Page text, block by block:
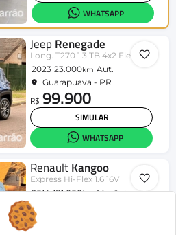
WHATSAPP
Jeep Renegade
Long. T270 1.3 TB 4x2 Flex Aut.
2023 23.000km Aut.
Guarapuava - PR
R$ 99.900
SIMULAR
WHATSAPP
RenaultKangoo
Express Hi-Flex 1.6 16V
2014 181.000km Mecânico
R$